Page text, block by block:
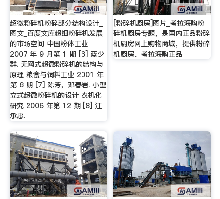
超微粉碎机粉碎部分结构设计_
图文_百度文库超细粉碎机发展
的市场空间 中国粉体工业
2007 年 9 月第 1 期 [6] 蓝少
群. 无网式超微粉碎机的结构与
原理 粮食与饲料工业 2001 年
第 8 期 [7] 陈芳，邓春岩. 小型
立式超微粉碎机的设计 农机化
研究 2006 年第 12 期 [8] 江
承忠.
[粉碎机厨房]图片_考拉海购粉
碎机厨房专题，是国内正品粉碎
机厨房网上购物商城，提供粉碎
机厨房。考拉海购正品